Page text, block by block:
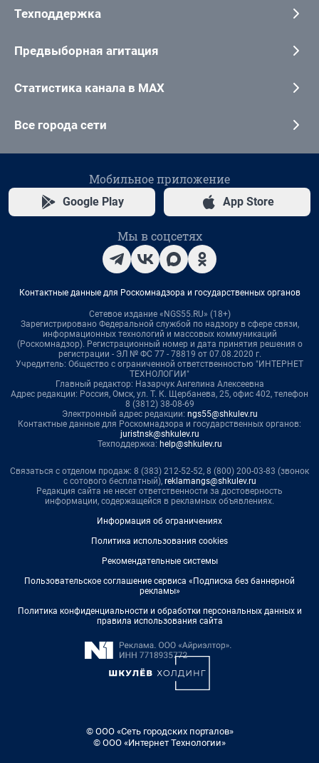
Техподдержка
Предвыборная агитация
Статистика канала в MAX
Все города сети
Мобильное приложение
Google Play App Store
Мы в соцсетях
Контактные данные для Роскомнадзора и государственных органов
Сетевое издание «NGS55.RU» (18+)
Зарегистрировано Федеральной службой по надзору в сфере связи,
информационных технологий и массовых коммуникаций
(Роскомнадзор). Регистрационный номер и дата принятия решения о
регистрации - ЭЛ № ФС 77 - 78819 от 07.08.2020 г.
Учредитель: Общество с ограниченной ответственностью "ИНТЕРНЕТ
ТЕХНОЛОГИИ"
Главный редактор: Назарчук Ангелина Алексеевна
Адрес редакции: Россия, Омск, ул. Т. К. Щербанева, 25, офис 402, телефон
8 (3812) 38-08-69
Электронный адрес редакции: ngs55@shkulev.ru
Контактные данные для Роскомнадзора и государственных органов:
juristnsk@shkulev.ru
Техподдержка: help@shkulev.ru
Связаться с отделом продаж: 8 (383) 212-52-52, 8 (800) 200-03-83 (звонок
с сотового бесплатный), reklamangs@shkulev.ru
Редакция сайта не несет ответственности за достоверность
информации, содержащейся в рекламных объявлениях.
Информация об ограничениях
Политика использования cookies
Рекомендательные системы
Пользовательское соглашение сервиса «Подписка без баннерной
рекламы»
Политика конфиденциальности и обработки персональных данных и
правила использования сайта
© ООО «Сеть городских порталов»
© ООО «Интернет Технологии»